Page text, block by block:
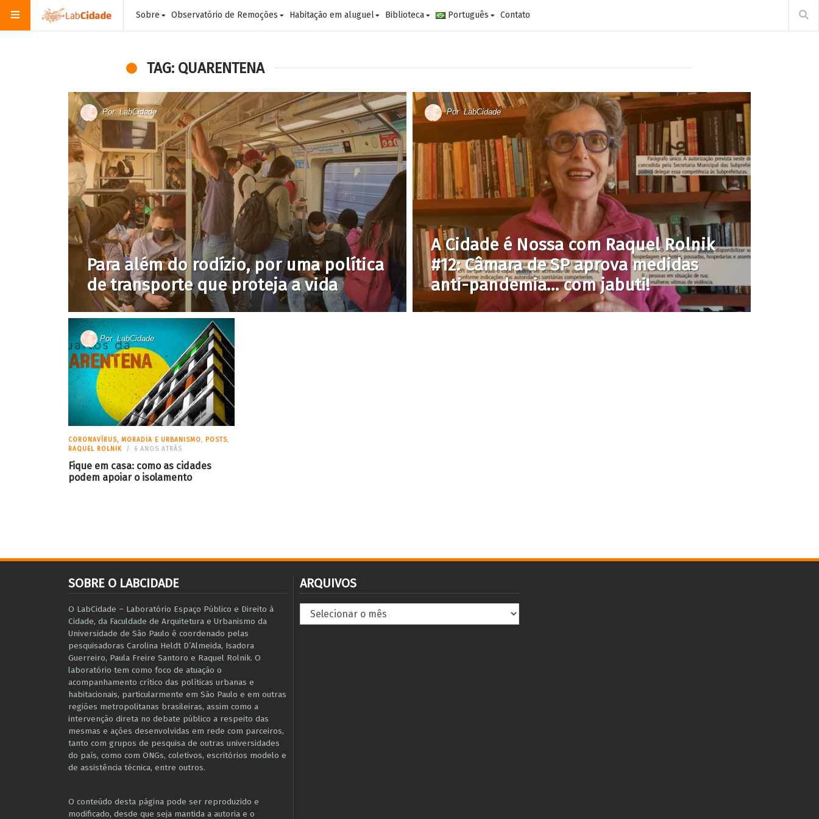
Sobre Observatório de Remoções Habitação em aluguel Biblioteca Português Contato
TAG: QUARENTENA
Por LabCidade
Para além do rodízio, por uma política
de transporte que proteja a vida
PorLabCidade
A Cidade é Nossa com Raquel Rolnik
#12: Câmara de SP aprova medidas
anti-pandemia… com jabuti!
Por LabCidade
CORONAVÍRUS, MORADIA E URBANISMO, POSTS,
RAQUEL ROLNIK
6 ANOS ATRÁS
Fique em casa: como as cidades
podem apoiar o isolamento
SOBRE O LABCIDADE
O LabCidade – Laboratório Espaço Público e Direito à
Cidade, da Faculdade de Arquitetura e Urbanismo da
Universidade de São Paulo é coordenado pelas
pesquisadoras Carolina Heldt D’Almeida, Isadora
Guerreiro, Paula Freire Santoro e Raquel Rolnik. O
laboratório tem como foco de atuação o
acompanhamento crítico das políticas urbanas e
habitacionais, particularmente em São Paulo e ​em outras
regiões metropolitanas brasileiras, assim como a
intervenção direta no debate público a respeito das
mesmas e ações desenvolvidas em r​e​de com parceiros,
tanto com grupos de pesquisa ​de outras universidades
do país, como com ONGs, coletivos, escritórios modelo e
de assistência técnica​, entre outros​.
O conteúdo desta página pode ser reproduzido e
modificado, desde que seja mantida a autoria e o
ARQUIVOS
Arquivos